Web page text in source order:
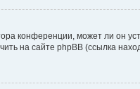
конференции, может ли он
на сайте phpBB (ссылка